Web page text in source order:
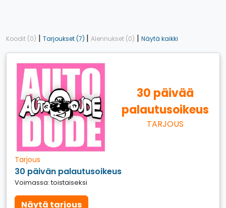
Koodit (0) | Tarjoukset (7) | Alennukset (0) | Näytä kaikki
30 päivää
palautusoikeus
TARJOUS
Tarjous
30 päivän palautusoikeus
Voimassa: toistaiseksi
Näytä tarjous